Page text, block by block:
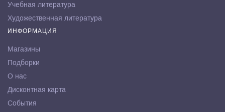
Учебная литература
Художественная литература
ИНФОРМАЦИЯ
Магазины
Подборки
О нас
Дисконтная карта
События